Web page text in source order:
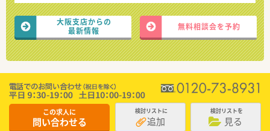
大阪支店からの
最新情報
無料相談会を予約
この求人に
問い合わせる
検討リストに
追加
検討リストを
見る